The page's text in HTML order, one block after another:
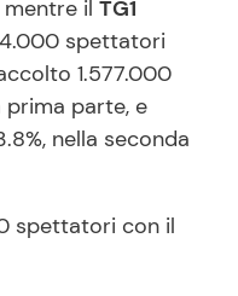
mentre il TG1
spettatori
1.577.000
prima parte, e
nella seconda
spettatori con il